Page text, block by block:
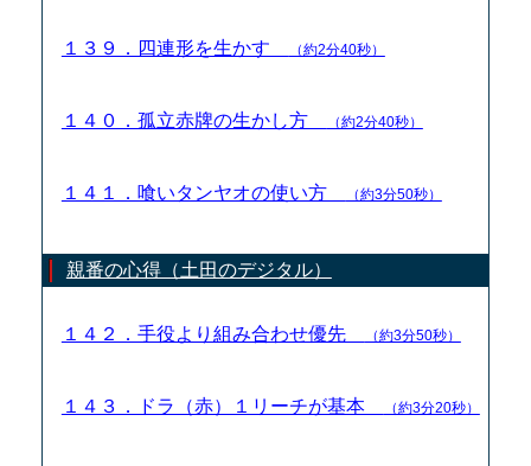
１３９．四連形を生かす （約2分40秒）
１４０．孤立赤牌の生かし方 （約2分40秒）
１４１．喰いタンヤオの使い方 （約3分50秒）
親番の心得（土田のデジタル）
１４２．手役より組み合わせ優先 （約3分50秒）
１４３．ドラ（赤）１リーチが基本 （約3分20秒）